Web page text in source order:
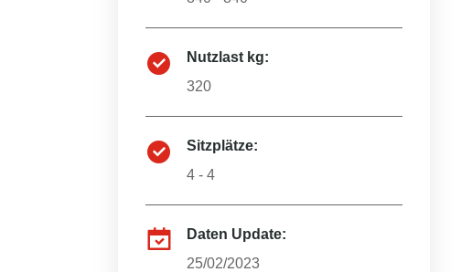
Nutzlast kg:
320
Sitzplätze:
4 - 4
Daten Update:
25/02/2023